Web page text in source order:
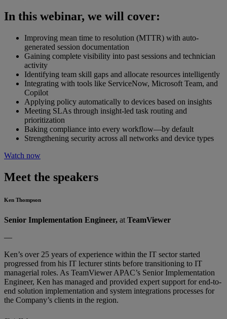
In this webinar, we will cover:
Improving mean time to resolution (MTTR) with auto-
generated session documentation
Gaining complete visibility into past sessions and technician
activity
Identifying team skill gaps and allocate resources intelligently
Integrating with tools like ServiceNow, Microsoft Team, and
Copilot
Applying policy automatically to devices based on insights
Meeting SLAs through insight-led task routing and
prioritization
Baking compliance into every workflow—by default
Strengthening security across all networks and device types
Watch now
Meet the speakers
Ken Thompson
Senior Implementation Engineer, at TeamViewer
—
Ken’s over 25 years of experience within the IT sector started
progressed from his IT lecturer stints before transitioning to IT
managerial roles. As TeamViewer APAC’s Senior Implementation
Engineer, Ken has managed and provided expert support for end-to-
end solution implementation and system integrations processes for
the Company’s clients in the region.